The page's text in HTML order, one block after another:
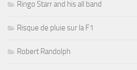
Ringo Starr and his all band
Risque de pluie sur la F1
Robert Randolph